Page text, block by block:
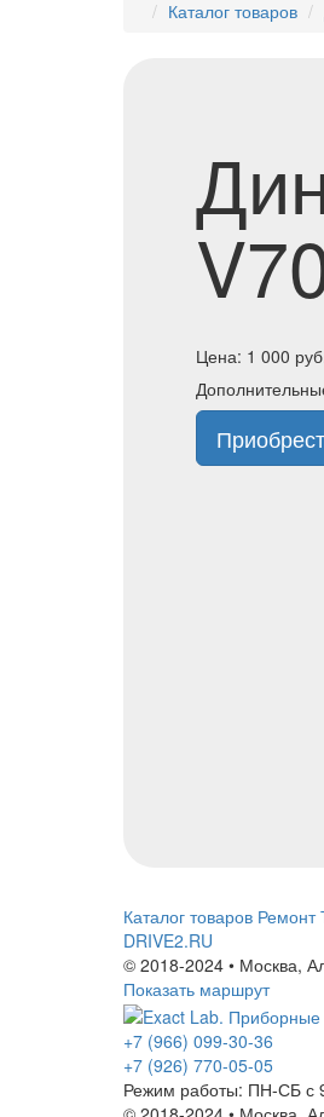
Каталог товаров
Цена: 1 000
Каталог товаров Ремонт
DRIVE2.RU
© 2018-2024 • Москва,
Показать маршрут
+7 (966) 099-30-36
+7 (926) 770-05-05
Режим работы: ПН-СБ с